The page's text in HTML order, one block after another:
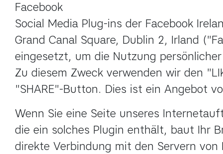
Facebook
Social Media Plug-ins der Facebook
Grand Canal Square, Dublin 2, Irland
eingesetzt, um die Nutzung
Zu diesem Zweck verwenden wir den
"SHARE"-Button. Dies ist ein Angebot
Wenn Sie eine Seite unseres
die ein solches Plugin enthält, baut Ihr
direkte Verbindung mit den Servern von